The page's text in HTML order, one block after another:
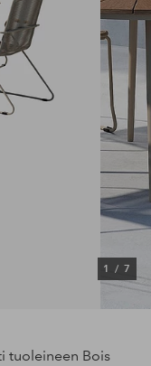
1 / 7
tuoleineen Bois